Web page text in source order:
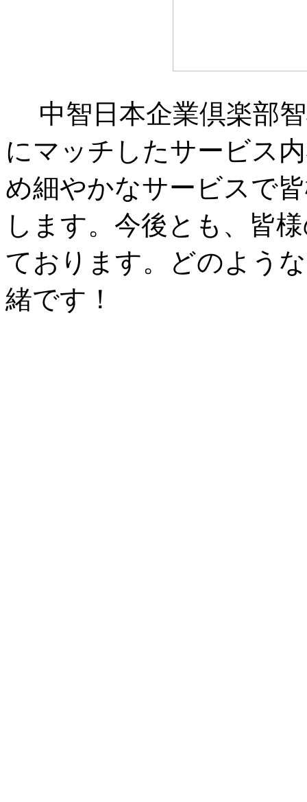
中智日本企業倶楽部
にマッチしたサービス
め細やかなサービスで
します。今後とも、皆
ております。どのよう
緒です！